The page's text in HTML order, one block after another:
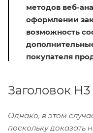
методов веб-
оформлении
возможность
покупателя
Заголовок H3
Однако, в этом
поскольку доказать